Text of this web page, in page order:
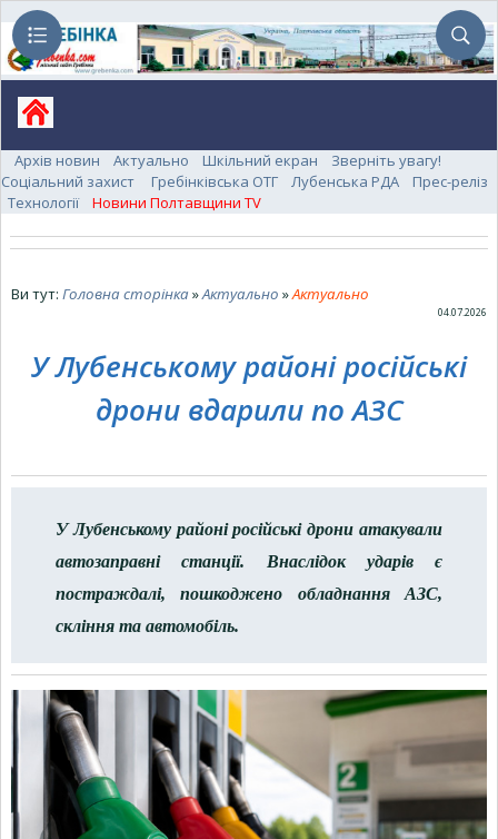
Архів новин Актуально Шкільний екран
Зверніть увагу!
Соціальний захист
Гребінківська ОТГ Лубенська РДА
Прес-реліз
Технології
Новини Полтавщини TV
Ви тут: Головна сторінка»Актуально »Актуально
04.07.2026
У Лубенському районі російські
дрони вдарили по АЗС
У Лубенському районі російські дрони атакували
автозаправні станції. Внаслідок ударів є
постраждалі, пошкоджено обладнання АЗС,
скління та автомобіль.